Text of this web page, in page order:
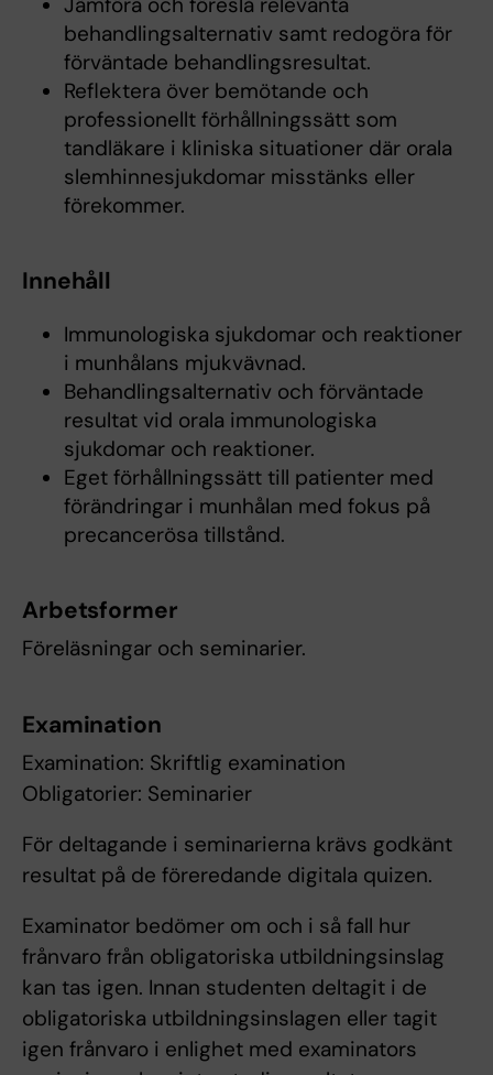
behandlingsalternativ samt redogöra för
förväntade behandlingsresultat.
Reflektera över bemötande och
professionellt förhållningssätt som
tandläkare i kliniska situationer där orala
slemhinnesjukdomar misstänks eller
förekommer.
Innehåll
Immunologiska sjukdomar och reaktioner
i munhålans mjukvävnad.
Behandlingsalternativ och förväntade
resultat vid orala immunologiska
sjukdomar och reaktioner.
Eget förhållningssätt till patienter med
förändringar i munhålan med fokus på
precancerösa tillstånd.
Arbetsformer
Föreläsningar och seminarier.
Examination
Examination: Skriftlig examination
Obligatorier: Seminarier
För deltagande i seminarierna krävs godkänt
resultat på de föreredande digitala quizen.
Examinator bedömer om och i så fall hur
frånvaro från obligatoriska utbildningsinslag
kan tas igen. Innan studenten deltagit i de
obligatoriska utbildningsinslagen eller tagit
igen frånvaro i enlighet med examinators